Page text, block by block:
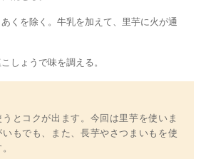
くを除く。牛乳を加えて、里芋に火が通
しょうで味を調える。
とコクが出ます。今回は里芋を使いま
もでも、また、長芋やさつまいもを使